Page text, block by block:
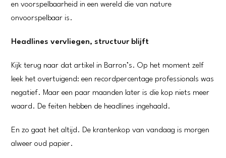
en voorspelbaarheid in een wereld die van nature
onvoorspelbaar is.
Headlines vervliegen, structuur blijft
Kijk terug naar dat artikel in Barron’s. Op het moment zelf
leek het overtuigend: een recordpercentage professionals was
negatief. Maar een paar maanden later is die kop niets meer
waard. De feiten hebben de headlines ingehaald.
En zo gaat het altijd. De krantenkop van vandaag is morgen
alweer oud papier.